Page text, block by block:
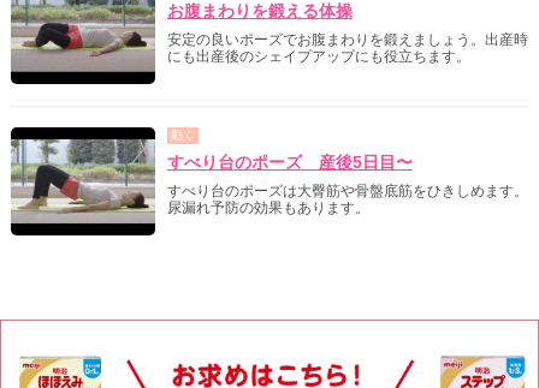
お腹まわりを鍛える体操
安定の良いポーズでお腹まわりを鍛えましょう。出産時
にも出産後のシェイプアップにも役立ちます。
動く
すべり台のポーズ 産後5日目〜
すべり台のポーズは大臀筋や骨盤底筋をひきしめます。
尿漏れ予防の効果もあります。